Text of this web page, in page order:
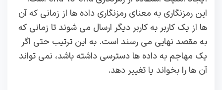
این رمزنگاری به معنای رمزنگاری داده‌ ها از زمانی که آن
ها از یک کاربر به کاربر دیگر ارسال می‌ شوند تا زمانی که
به مقصد نهایی می‌ رسند است. به این ترتیب حتی اگر
یک مهاجم به داده‌ ها دسترسی داشته باشد، نمی‌ تواند
آن ها را بخواند یا تغییر دهد.